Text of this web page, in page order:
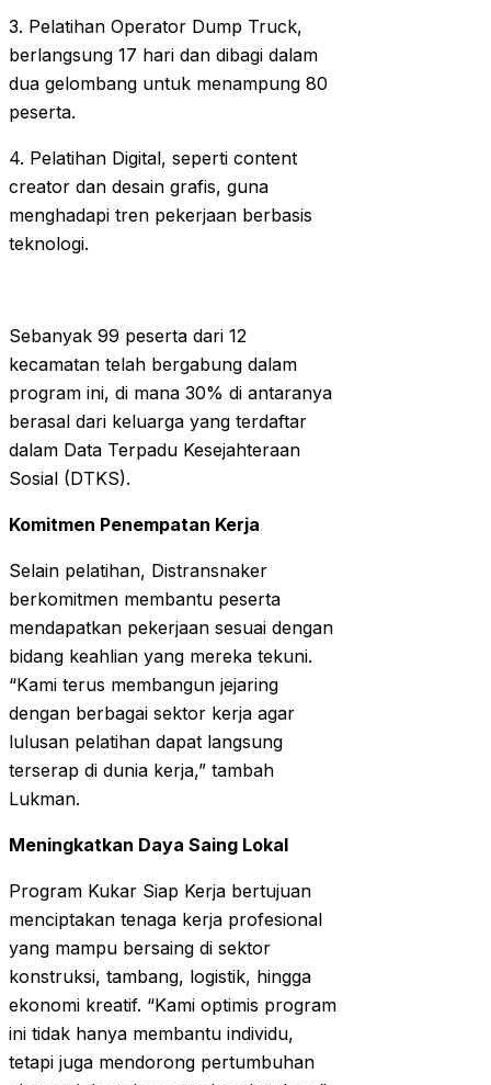
3. Pelatihan Operator Dump Truck,
berlangsung 17 hari dan dibagi dalam
dua gelombang untuk menampung 80
peserta.
4. Pelatihan Digital, seperti content
creator dan desain grafis, guna
menghadapi tren pekerjaan berbasis
teknologi.
Sebanyak 99 peserta dari 12
kecamatan telah bergabung dalam
program ini, di mana 30% di antaranya
berasal dari keluarga yang terdaftar
dalam Data Terpadu Kesejahteraan
Sosial (DTKS).
Komitmen Penempatan Kerja
Selain pelatihan, Distransnaker
berkomitmen membantu peserta
mendapatkan pekerjaan sesuai dengan
bidang keahlian yang mereka tekuni.
“Kami terus membangun jejaring
dengan berbagai sektor kerja agar
lulusan pelatihan dapat langsung
terserap di dunia kerja,” tambah
Lukman.
Meningkatkan Daya Saing Lokal
Program Kukar Siap Kerja bertujuan
menciptakan tenaga kerja profesional
yang mampu bersaing di sektor
konstruksi, tambang, logistik, hingga
ekonomi kreatif. “Kami optimis program
ini tidak hanya membantu individu,
tetapi juga mendorong pertumbuhan